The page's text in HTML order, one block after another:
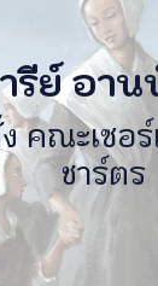
รีย์ อาน
คณะเซอ
ชาร์ตร